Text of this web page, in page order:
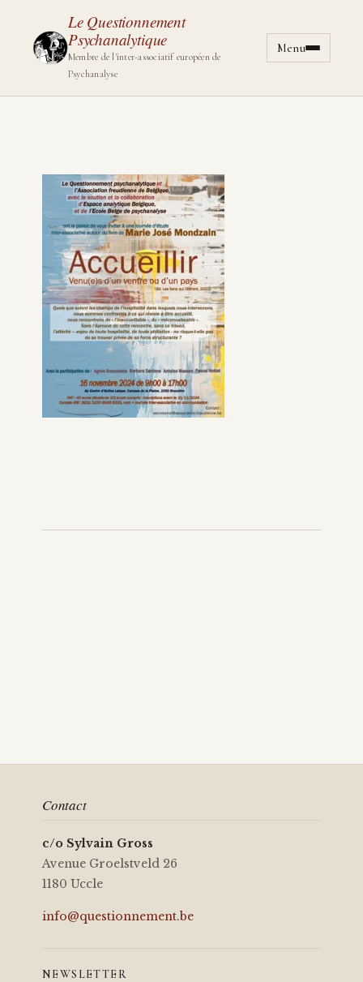
Le Questionnement
Psychanalytique
Membre de l'inter-associatif européen de
Psychanalyse
Aller au
Menu
Contact
c/o Sylvain Gross
Avenue Groelstveld 26
1180 Uccle
info@questionnement.be
NEWSLETTER